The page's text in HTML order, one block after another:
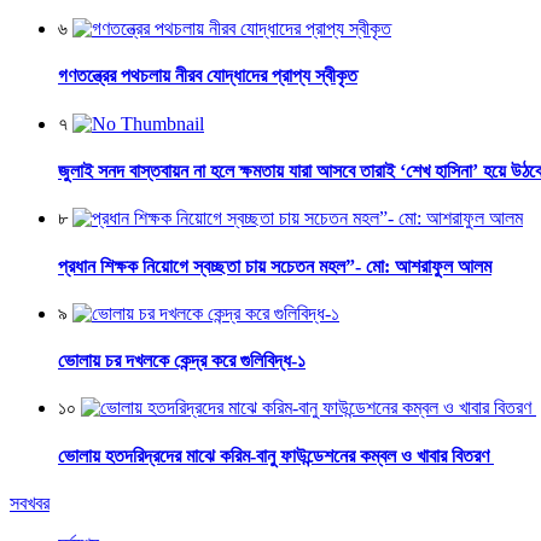
৬
গণতন্ত্রের পথচলায় নীরব যোদ্ধাদের প্রাপ্য স্বীকৃত
৭
জুলাই সনদ বাস্তবায়ন না হলে ক্ষমতায় যারা আসবে তারাই ‘শেখ হাসিনা’ হয়ে
৮
প্রধান শিক্ষক নিয়োগে স্বচ্ছতা চায় সচেতন মহল”- মো: আশরাফুল আলম
৯
ভোলায় চর দখলকে কেন্দ্র করে গুলিবিদ্ধ-১
১০
ভোলায় হতদরিদ্রদের মাঝে করিম-বানু ফাউন্ডেশনের কম্বল ও খাবার বিতরণ
সবখবর